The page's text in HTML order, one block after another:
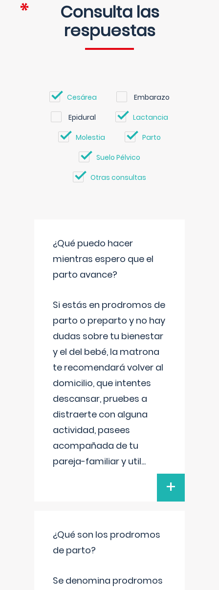
Consulta las
respuestas
Cesárea Embarazo
Epidural Lactancia
Molestia Parto
Suelo Pélvico
Otras consultas
¿Qué puedo hacer
mientras espero que el
parto avance?
Si estás en prodromos de
parto o preparto y no hay
dudas sobre tu bienestar
y el del bebé, la matrona
te recomendará volver al
domicilio, que intentes
descansar, pruebes a
distraerte con alguna
actividad, pasees
acompañada de tu
pareja-familiar y util...
+
¿Qué son los prodromos
de parto?
Se denomina prodromos